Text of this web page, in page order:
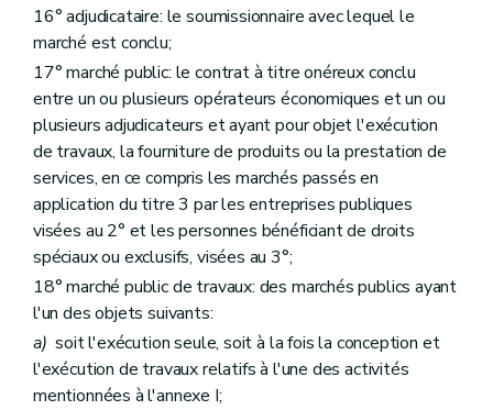
16° adjudicataire: le soumissionnaire avec lequel le
marché est conclu;
17° marché public: le contrat à titre onéreux conclu
entre un ou plusieurs opérateurs économiques et un ou
plusieurs adjudicateurs et ayant pour objet l'exécution
de travaux, la fourniture de produits ou la prestation de
services, en ce compris les marchés passés en
application du titre 3 par les entreprises publiques
visées au 2° et les personnes bénéficiant de droits
spéciaux ou exclusifs, visées au 3°;
18° marché public de travaux: des marchés publics ayant
l'un des objets suivants:
a) soit l'exécution seule, soit à la fois la conception et
l'exécution de travaux relatifs à l'une des activités
mentionnées à l'annexe I;